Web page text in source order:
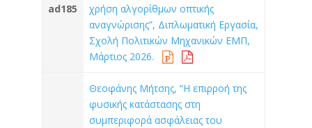
ad185
χρήση αλγορίθμων οπτικής
αναγνώρισης”, Διπλωματική Εργασία,
Σχολή Πολιτικών Μηχανικών ΕΜΠ,
Μάρτιος 2026.
Θεοφάνης Μήτσης, “Η επιρροή της
φυσικής κατάστασης στη
συμπεριφορά ασφάλειας του